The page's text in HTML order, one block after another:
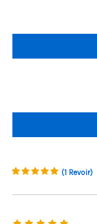
(1 Revoir)